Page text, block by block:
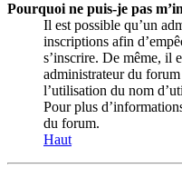
Pourquoi ne puis-je pas
Il est possible qu’un
inscriptions afin
s’inscrire. De même, il
administrateur du
l’utilisation du nom
Pour plus
du forum.
Haut